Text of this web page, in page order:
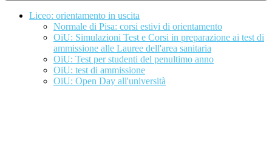
Liceo: orientamento in uscita
Normale di Pisa: corsi estivi di orientamento
OiU: Simulazioni Test e Corsi in preparazione ai test di
ammissione alle Lauree dell'area sanitaria
OiU: Test per studenti del penultimo anno
OiU: test di ammissione
OiU: Open Day all'università